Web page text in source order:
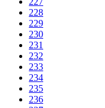
228
229
230
231
232
233
234
235
236